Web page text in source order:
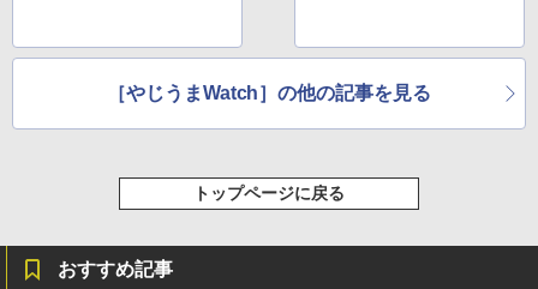
［やじうまWatch］の他の記事を見る
トップページに戻る
おすすめ記事